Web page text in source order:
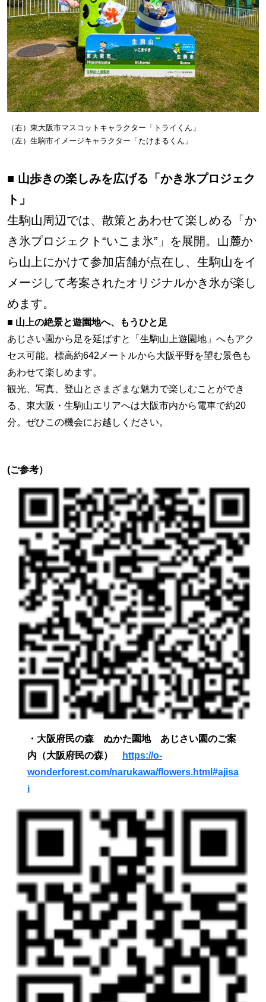
（右）東大阪市マスコットキャラクター「トライくん」
（左）生駒市イメージキャラクター「たけまるくん」
■ 山歩きの楽しみを広げる「かき氷プロジェク
ト」
生駒山周辺では、散策とあわせて楽しめる「か
き氷プロジェクト“いこま氷”」を展開。山麓か
ら山上にかけて参加店舗が点在し、生駒山をイ
メージして考案されたオリジナルかき氷が楽し
めます。
■ 山上の絶景と遊園地へ、もうひと足
あじさい園から足を延ばすと「生駒山上遊園地」へもアク
セス可能。標高約642メートルから大阪平野を望む景色も
あわせて楽しめます。
観光、写真、登山とさまざまな魅力で楽しむことができ
る、東大阪・生駒山エリアへは大阪市内から電車で約20
分。ぜひこの機会にお越しください。
(ご参考）
・大阪府民の森 ぬかた園地 あじさい園のご案
内（大阪府民の森）
https://o-
wonderforest.com/narukawa/flowers.html#ajisa
i